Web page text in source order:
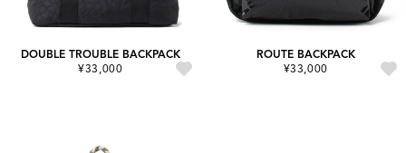
DOUBLE TROUBLE BACKPACK
¥33,000
ROUTE BACKPACK
¥33,000